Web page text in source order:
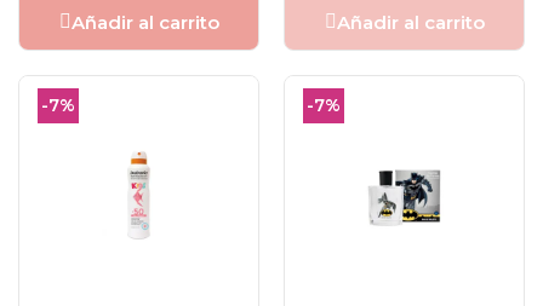
Añadir al carrito Añadir al carrito
-7% -7%